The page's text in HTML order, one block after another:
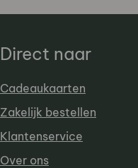
Direct naar
Cadeaukaarten
Zakelijk bestellen
Klantenservice
Over ons